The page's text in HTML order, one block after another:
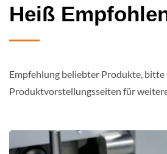
Heiß
Empfehlung beliebter Produkte, bitte
Produktvorstellungsseiten für